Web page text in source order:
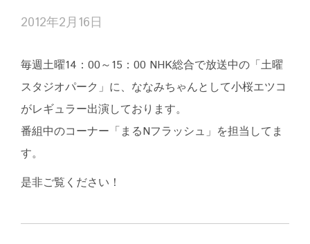
2012年2月16日
毎週土曜14：00～15：00 NHK総合で放送中の「土曜
スタジオパーク」に、ななみちゃんとして小桜エツコ
がレギュラー出演しております。
番組中のコーナー「まるNフラッシュ」を担当してま
す。
是非ご覧ください！